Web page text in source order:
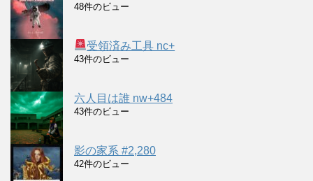
48件のビュー
受領済み工具 nc+
43件のビュー
六人目は誰 nw+484
43件のビュー
影の家系 #2,280
42件のビュー